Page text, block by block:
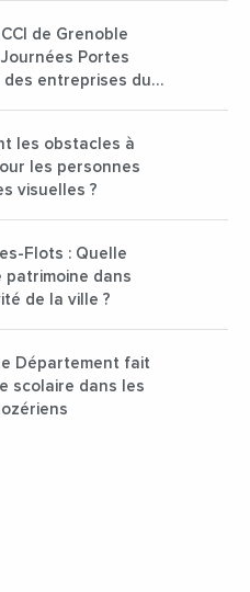
CCI de Grenoble
Journées Portes
des entreprises du
les obstacles à
les personnes
visuelles ?
Flots : Quelle
patrimoine dans
de la ville ?
Département fait
scolaire dans les